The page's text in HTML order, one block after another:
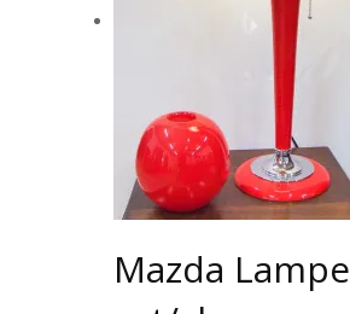
Mazda Lampe